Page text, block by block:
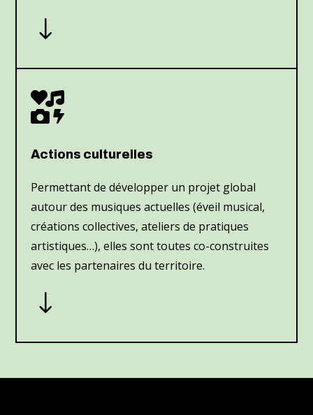
"

Actions culturelles
Permettant de développer un projet global
autour des musiques actuelles (éveil musical,
créations collectives, ateliers de pratiques
artistiques…), elles sont toutes co-construites
avec les partenaires du territoire.
"